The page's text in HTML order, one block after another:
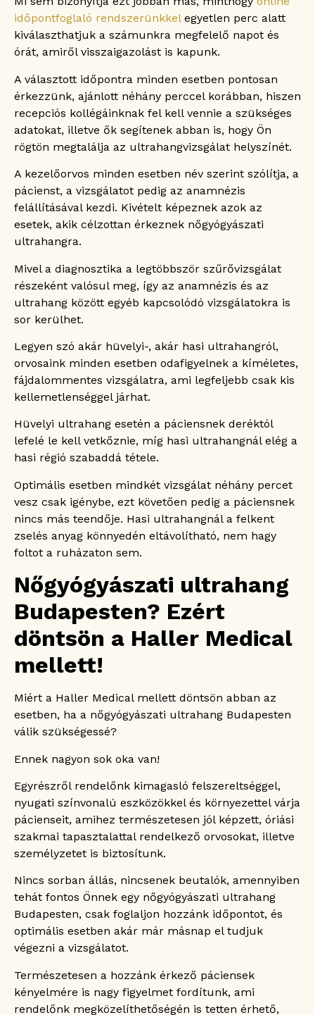
időpontfoglaló rendszerünkkelegyetlen perc alatt
kiválaszthatjuk a számunkra megfelelő napot és
órát, amiről visszaigazolást is kapunk.
A választott időpontra minden esetben pontosan
érkezzünk, ajánlott néhány perccel korábban, hiszen
recepciós kollégáinknak fel kell vennie a szükséges
adatokat, illetve ők segítenek abban is, hogy Ön
rögtön megtalálja az ultrahangvizsgálat helyszínét.
A kezelőorvos minden esetben név szerint szólítja, a
pácienst, a vizsgálatot pedig az anamnézis
felállításával kezdi. Kivételt képeznek azok az
esetek, akik célzottan érkeznek nőgyógyászati
ultrahangra.
Mivel a diagnosztika a legtöbbször szűrővizsgálat
részeként valósul meg, így az anamnézis és az
ultrahang között egyéb kapcsolódó vizsgálatokra is
sor kerülhet.
Legyen szó akár hüvelyi-, akár hasi ultrahangról,
orvosaink minden esetben odafigyelnek a kíméletes,
fájdalommentes vizsgálatra, ami legfeljebb csak kis
kellemetlenséggel járhat.
Hüvelyi ultrahang esetén a páciensnek deréktól
lefelé le kell vetkőznie, míg hasi ultrahangnál elég a
hasi régió szabaddá tétele.
Optimális esetben mindkét vizsgálat néhány percet
vesz csak igénybe, ezt követően pedig a páciensnek
nincs más teendője. Hasi ultrahangnál a felkent
zselés anyag könnyedén eltávolítható, nem hagy
foltot a ruházaton sem.
Nőgyógyászati ultrahang
Budapesten? Ezért
döntsön a Haller Medical
mellett!
Miért a Haller Medical mellett döntsön abban az
esetben, ha a nőgyógyászati ultrahang Budapesten
válik szükségessé?
Ennek nagyon sok oka van!
Egyrészről rendelőnk kimagasló felszereltséggel,
nyugati színvonalú eszközökkel és környezettel várja
pácienseit, amihez természetesen jól képzett, óriási
szakmai tapasztalattal rendelkező orvosokat, illetve
személyzetet is biztosítunk.
Nincs sorban állás, nincsenek beutalók, amennyiben
tehát fontos Önnek egy nőgyógyászati ultrahang
Budapesten, csak foglaljon hozzánk időpontot, és
optimális esetben akár már másnap el tudjuk
végezni a vizsgálatot.
Természetesen a hozzánk érkező páciensek
kényelmére is nagy figyelmet fordítunk, ami
rendelőnk megközelíthetőségén is tetten érhető,